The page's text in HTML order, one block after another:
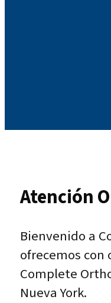
Atención
Bienvenido a
ofrecemos
Complete
Nueva York.